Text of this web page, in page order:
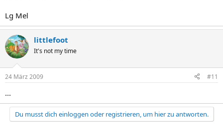
Lg Mel
littlefoot
It's not my time
24 März 2009 #11
...
Du musst dich einloggen oder registrieren, um hier zu antworten.